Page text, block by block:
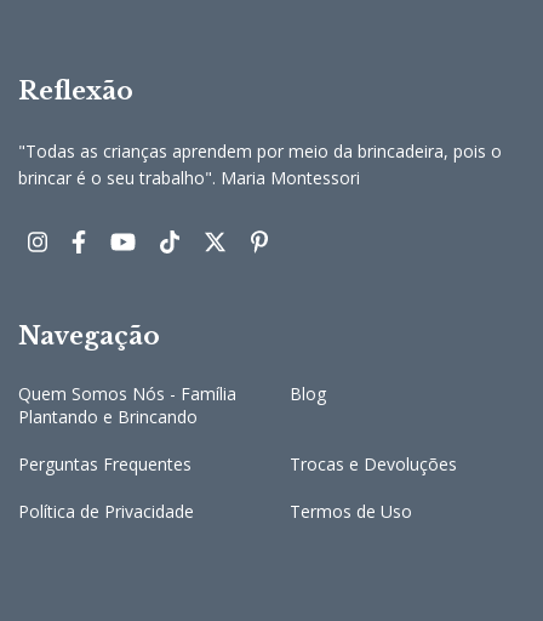
Reflexão
"Todas as crianças aprendem por meio da brincadeira, pois o
brincar é o seu trabalho". Maria Montessori
Navegação
Quem Somos Nós - Família
Plantando e Brincando
Blog
Perguntas Frequentes Trocas e Devoluções
Política de Privacidade Termos de Uso